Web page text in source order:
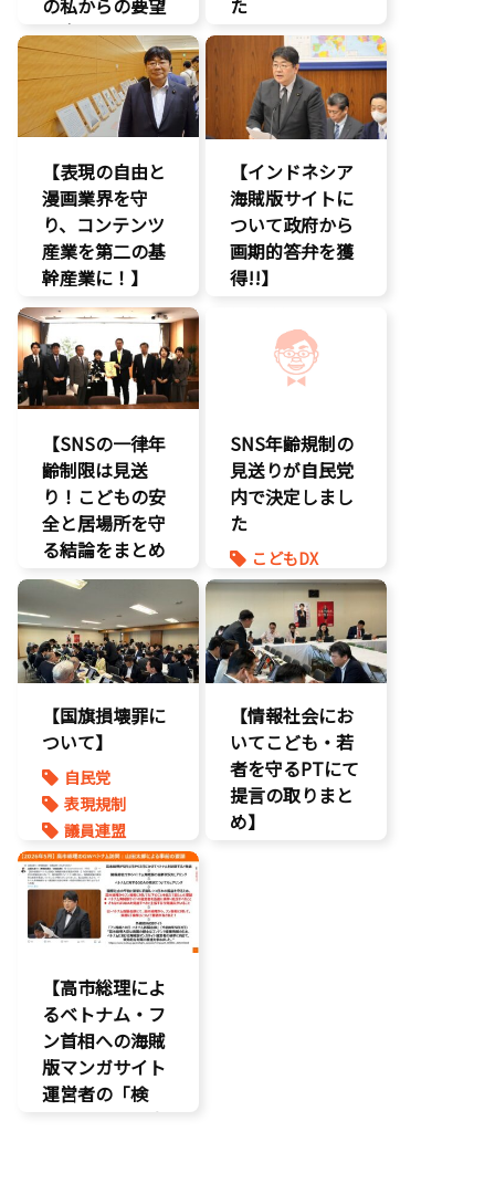
の私からの要望
に応え、三谷法
務副大臣がイン
ドネシア法務副
大臣に運営……
エンタメ産業
促進
デジタル著作
権
国会質疑
知的財産
経済政策
著作権
た
報道記事
知的財産
著作権
【表現の自由と
漫画業界を守
り、コンテンツ
産業を第二の基
幹産業に！】
エンタメ支援
二次創作保護
著作権
表現規制
【インドネシア
海賊版サイトに
ついて政府から
画期的答弁を獲
得!!】
エンタメ産業
促進
デジタル著作
国会質疑
海賊版
知的財産
表現規制
質問主意書
【SNSの一律年
齢制限は見送
り！こどもの安
全と居場所を守
る結論をまとめ
ました】
こどもDX
こどもの権利
こども政策
SNS年齢規制の
見送りが自民党
内で決定しまし
た
こどもDX
こどもの権利
こども政策
ゲーム規制
表現規制
【国旗損壊罪に
ついて】
自民党
表現規制
議員連盟
【情報社会にお
いてこども・若
者を守るPTにて
提言の取りまと
め】
【高市総理によ
るベトナム・フ
ン首相への海賊
版マンガサイト
運営者の「検
挙」の要請を実